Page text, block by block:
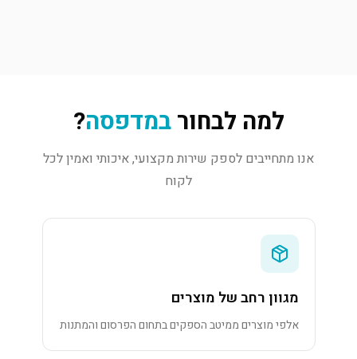
למה לבחורבמדפסה?
אנו מתחייבים לספק שירות מקצועי, איכותי ואמין לכל
לקוח
מגוון רחב של מוצרים
אלפי מוצרים ממיטב הספקים בתחום הפרסום והמתנות